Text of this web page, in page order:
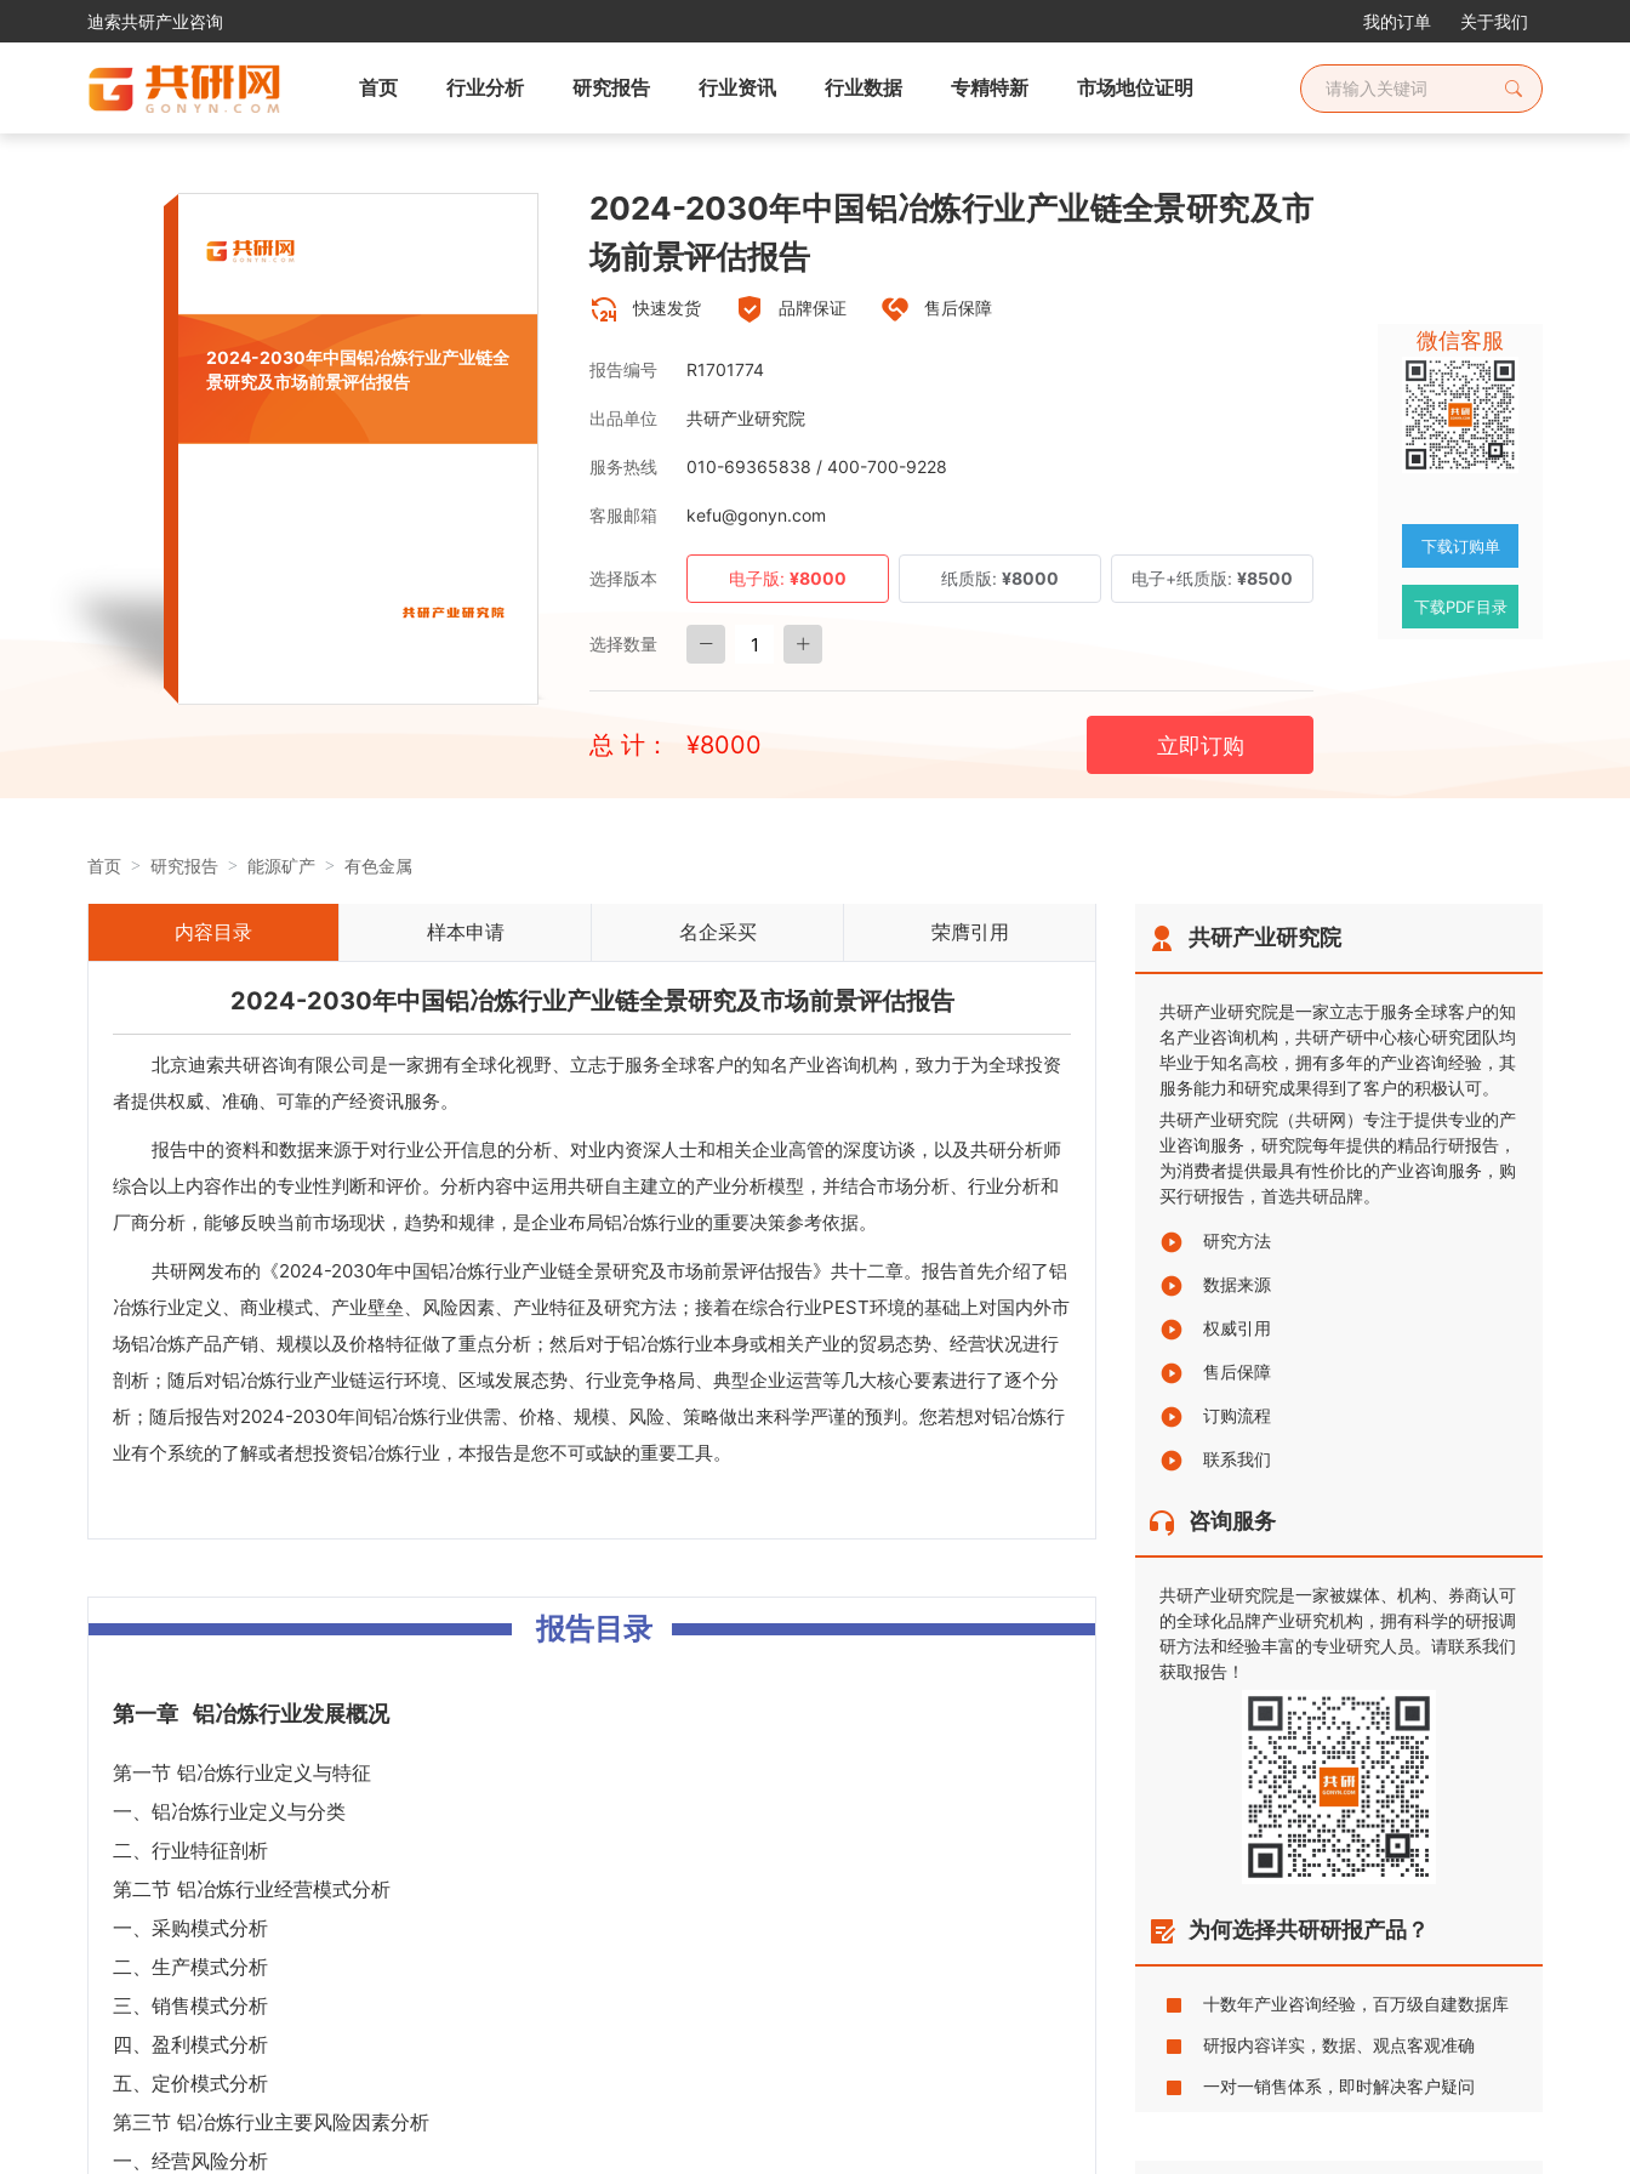
迪索共研产业咨询 我的订单 关于我们
首页 行业分析 研究报告 行业资讯 行业数据 专精特新 市场地位证明
2024-2030年中国铝冶炼行业产业链全
景研究及市场前景评估报告
2024-2030年中国铝冶炼行业产业链全景研究及市
场前景评估报告
快速发货 品牌保证 售后保障
报告编号 R1701774
出品单位 共研产业研究院
服务热线 010-69365838 / 400-700-9228
客服邮箱 kefu@gonyn.com
选择版本 电子版: ¥8000 纸质版: ¥8000 电子+纸质版: ¥8500
选择数量
总 计： ¥8000 立即订购
微信客服
下载订购单
下载PDF目录
首页 研究报告 能源矿产 有色金属
内容目录 样本申请 名企采买 荣膺引用
2024-2030年中国铝冶炼行业产业链全景研究及市场前景评估报告
北京迪索共研咨询有限公司是一家拥有全球化视野、立志于服务全球客户的知名产业咨询机构，致力于为全球投资
者提供权威、准确、可靠的产经资讯服务。
报告中的资料和数据来源于对行业公开信息的分析、对业内资深人士和相关企业高管的深度访谈，以及共研分析师
综合以上内容作出的专业性判断和评价。分析内容中运用共研自主建立的产业分析模型，并结合市场分析、行业分析和
厂商分析，能够反映当前市场现状，趋势和规律，是企业布局铝冶炼行业的重要决策参考依据。
共研网发布的《2024-2030年中国铝冶炼行业产业链全景研究及市场前景评估报告》共十二章。报告首先介绍了铝
冶炼行业定义、商业模式、产业壁垒、风险因素、产业特征及研究方法；接着在综合行业PEST环境的基础上对国内外市
场铝冶炼产品产销、规模以及价格特征做了重点分析；然后对于铝冶炼行业本身或相关产业的贸易态势、经营状况进行
剖析；随后对铝冶炼行业产业链运行环境、区域发展态势、行业竞争格局、典型企业运营等几大核心要素进行了逐个分
析；随后报告对2024-2030年间铝冶炼行业供需、价格、规模、风险、策略做出来科学严谨的预判。您若想对铝冶炼行
业有个系统的了解或者想投资铝冶炼行业，本报告是您不可或缺的重要工具。
报告目录
第一章 铝冶炼行业发展概况
第一节 铝冶炼行业定义与特征
一、铝冶炼行业定义与分类
二、行业特征剖析
第二节 铝冶炼行业经营模式分析
一、采购模式分析
二、生产模式分析
三、销售模式分析
四、盈利模式分析
五、定价模式分析
第三节 铝冶炼行业主要风险因素分析
一、经营风险分析
共研产业研究院
共研产业研究院是一家立志于服务全球客户的知
名产业咨询机构，共研产研中心核心研究团队均
毕业于知名高校，拥有多年的产业咨询经验，其
服务能力和研究成果得到了客户的积极认可。
共研产业研究院（共研网）专注于提供专业的产
业咨询服务，研究院每年提供的精品行研报告，
为消费者提供最具有性价比的产业咨询服务，购
买行研报告，首选共研品牌。
研究方法
数据来源
权威引用
售后保障
订购流程
联系我们
咨询服务
共研产业研究院是一家被媒体、机构、券商认可
的全球化品牌产业研究机构，拥有科学的研报调
研方法和经验丰富的专业研究人员。请联系我们
获取报告！
为何选择共研研报产品？
十数年产业咨询经验，百万级自建数据库
研报内容详实，数据、观点客观准确
一对一销售体系，即时解决客户疑问